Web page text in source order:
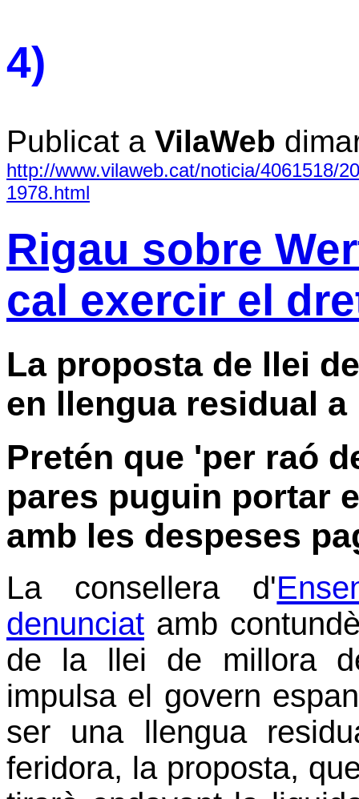
4)
Publicat a VilaWeb
http://www.vilaweb.cat/noticia/4061518/
1978.html
Rigau sobre
cal exercir el
La proposta de llei
en llengua residual
Pretén que 'per raó
pares puguin portar
amb les despeses
La consellera d'
denunciat amb
de la llei de millora
impulsa el govern
ser una llengua
feridora, la proposta,